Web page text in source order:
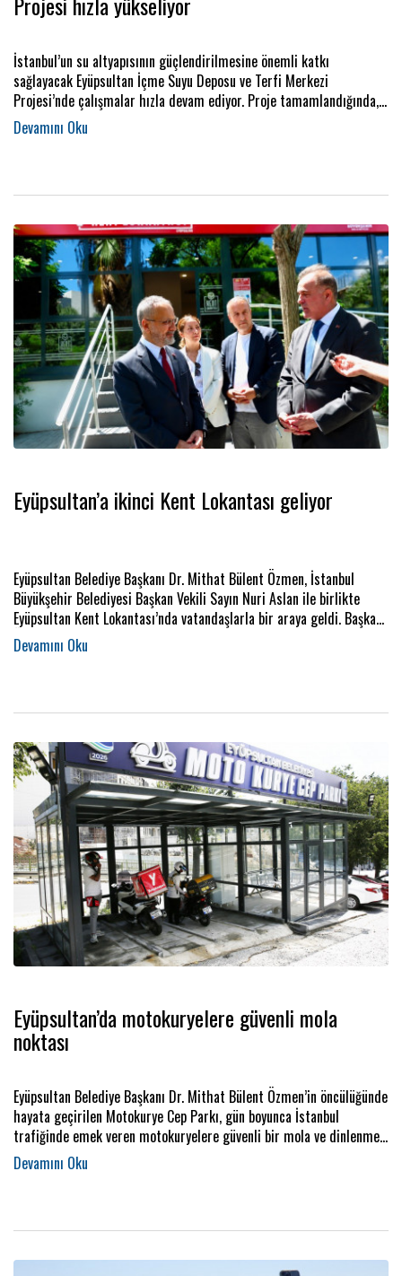
İstanbul’un su altyapısının güçlendirilmesine önemli katkı
sağlayacak Eyüpsultan İçme Suyu Deposu ve Terfi Merkezi
Projesi’nde çalışmalar hızla devam ediyor. Proje tamamlandığında,
İstanbul’un artan içme suyu ihtiyacının karşılanmasına uzun vadeli
katkı sunulacak.
Eyüpsultan’a ikinci Kent Lokantası geliyor
Eyüpsultan Belediye Başkanı Dr. Mithat Bülent Özmen, İstanbul
Büyükşehir Belediyesi Başkan Vekili Sayın Nuri Aslan ile birlikte
Eyüpsultan Kent Lokantası’nda vatandaşlarla bir araya geldi. Başkan
Özmen, ziyaret sırasında ilçeye kazandırılacak ikinci Kent
Lokantası’nın müjdesini verdi.
Eyüpsultan’da motokuryelere güvenli mola
noktası
Eyüpsultan Belediye Başkanı Dr. Mithat Bülent Özmen’in öncülüğünde
hayata geçirilen Motokurye Cep Parkı, gün boyunca İstanbul
trafiğinde emek veren motokuryelere güvenli bir mola ve dinlenme
imkânı sunuyor. Karadolap Mahallesi Saya Yokuşu’nda hizmete açılan
cep parkı